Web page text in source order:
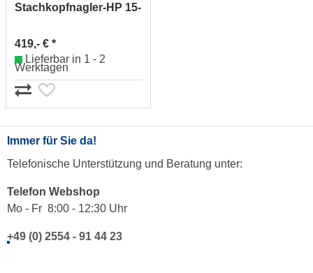
Stachkopfnagler-HP 15-
419,- € *
Lieferbar in 1 - 2
Werktagen
Immer für Sie da!
Telefonische Unterstützung und Beratung unter:
Telefon Webshop
Mo - Fr 8:00 - 12:30 Uhr
+49 (0) 2554 - 91 44 23